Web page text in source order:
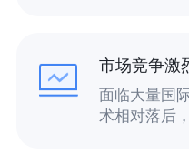
市场竞争激
面临大量国
术相对落后